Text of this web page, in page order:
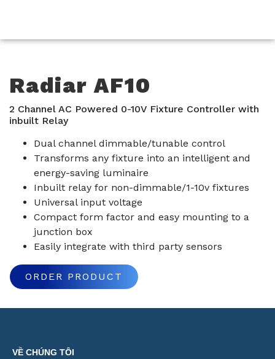
Radiar AF10
2 Channel AC Powered 0-10V Fixture Controller with
inbuilt Relay
Dual channel dimmable/tunable control
Transforms any fixture into an intelligent and
energy-saving luminaire
Inbuilt relay for non-dimmable/1-10v fixtures
Universal input voltage
Compact form factor and easy mounting to a
junction box
Easily integrate with third party sensors
ORDER PRODUCT
VỀ CHÚNG TÔI